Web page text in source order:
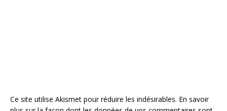
Ce site utilise Akismet pour réduire les indésirables. En savoir